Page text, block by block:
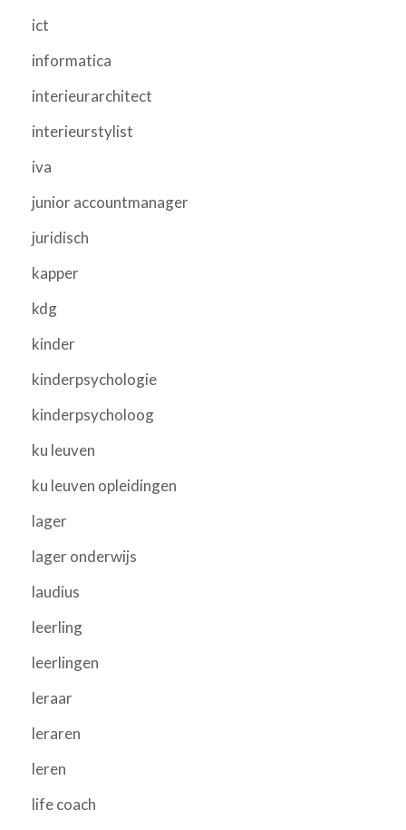
ict
informatica
interieurarchitect
interieurstylist
iva
junior accountmanager
juridisch
kapper
kdg
kinder
kinderpsychologie
kinderpsycholoog
ku leuven
ku leuven opleidingen
lager
lager onderwijs
laudius
leerling
leerlingen
leraar
leraren
leren
life coach